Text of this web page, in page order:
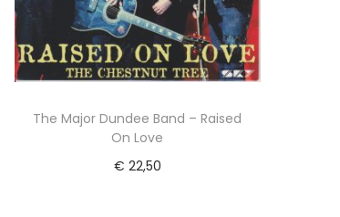
The Major Dundee Band – Raised
On Love
€ 22,50